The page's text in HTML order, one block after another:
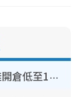
開倉優惠 | 尖沙咀海港城名牌波鞋開倉低至1折！On鞋$899起／Joy&Peace鞋履$98起